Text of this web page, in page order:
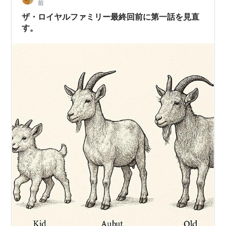
前
ザ・ロイヤルファミリー最終回前に第一話を見直
す。